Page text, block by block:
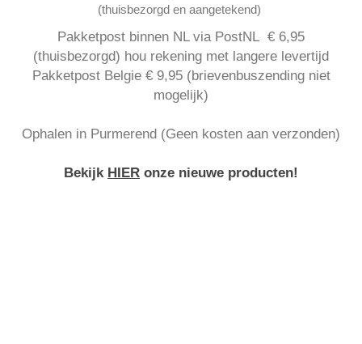
(thuisbezorgd en aangetekend)
Pakketpost binnen NL via PostNL € 6,95
(thuisbezorgd) hou rekening met langere levertijd
Pakketpost Belgie € 9,95 (brievenbuszending niet
mogelijk)
Ophalen in Purmerend (Geen kosten aan verzonden)
Bekijk HIER onze nieuwe producten!